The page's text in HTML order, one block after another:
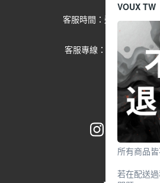
客服時間：週一到週五
(例假日除外)
客服專線：02-2791-
VOUX TW
所有商品
若在配送